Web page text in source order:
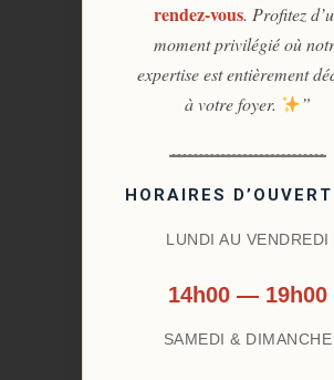
rendez-vous. Profitez
moment privilégié où
expertise est entièrement
à votre foyer.
”
HORAIRES
LUNDI AU VENDREDI
14h00 — 19h00
SAMEDI & DIMANCHE